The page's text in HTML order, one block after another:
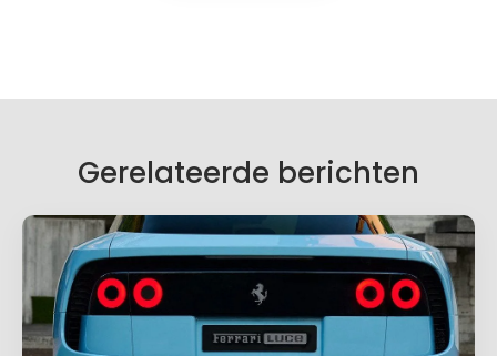
Je e-mailadres wordt niet gepubliceerd.
Naam
Gerelateerde berichten